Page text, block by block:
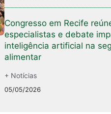
Congresso em Recife
especialistas e debate
inteligência artificial na
alimentar
+ Notícias
05/05/2026